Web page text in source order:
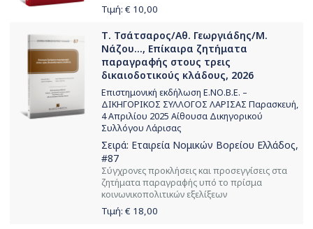
Τιμή: € 10,00
Τ. Τσάτσαρος/Αθ. Γεωργιάδης/Μ.
Νάζου..., Επίκαιρα ζητήματα
παραγραφής στους τρεις
δικαιοδοτικούς κλάδους, 2026
Επιστημονική εκδήλωση Ε.ΝΟ.Β.Ε. –
ΔΙΚΗΓΟΡΙΚΟΣ ΣΥΛΛΟΓΟΣ ΛΑΡΙΣΑΣ Παρασκευή,
4 Απριλίου 2025 Αίθουσα Δικηγορικού
Συλλόγου Λάρισας
Σειρά: Εταιρεία Νομικών Βορείου Ελλάδος,
#87
Σύγχρονες προκλήσεις και προσεγγίσεις στα
ζητήματα παραγραφής υπό το πρίσμα
κοινωνικοπολιτικών εξελίξεων
Τιμή: € 18,00